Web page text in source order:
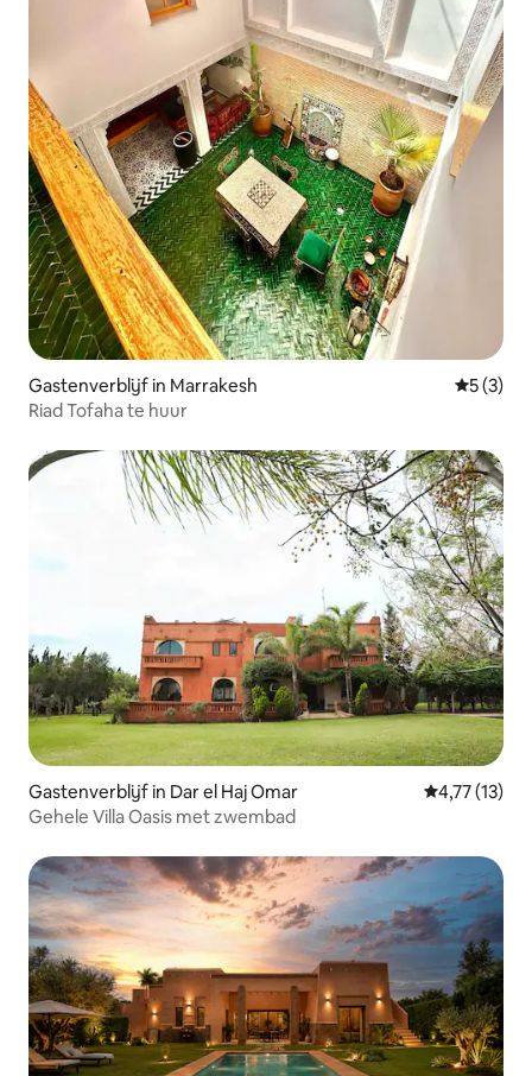
Gastenverblijf in Marrakesh
5 (3)
Riad Tofaha te huur
Gastenverblijf in Dar el Haj Omar Gemiddelde
4,77 (13)
Gehele Villa Oasis met zwembad